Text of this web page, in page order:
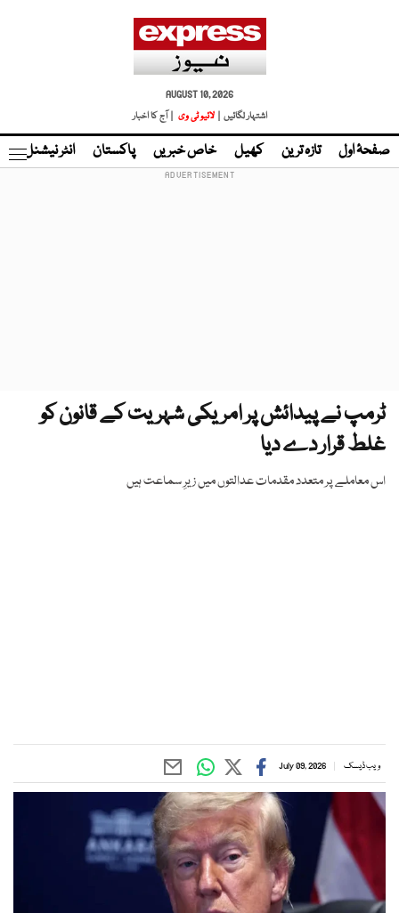
AUGUST 10, 2026
اشتہار لگائیں |
لائیو ٹی وی | آج کا اخبار
صفحۂ اول تازہ ترین کھیل خاص خبریں پاکستان انٹر نیشنل
ٹرمپ نے پیدائش پر امریکی شہریت کے قانون کو
غلط قرار دے دیا
اس معاملے پر متعدد مقدمات عدالتوں میں زیرِ سماعت ہیں
ویب ڈیسک July 09, 2026